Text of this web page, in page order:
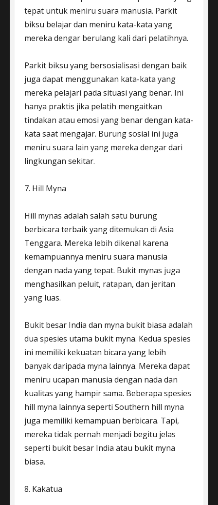
tepat untuk meniru suara manusia. Parkit
biksu belajar dan meniru kata-kata yang
mereka dengar berulang kali dari pelatihnya.
Parkit biksu yang bersosialisasi dengan baik
juga dapat menggunakan kata-kata yang
mereka pelajari pada situasi yang benar. Ini
hanya praktis jika pelatih mengaitkan
tindakan atau emosi yang benar dengan kata-
kata saat mengajar. Burung sosial ini juga
meniru suara lain yang mereka dengar dari
lingkungan sekitar.
7. Hill Myna
Hill mynas adalah salah satu burung
berbicara terbaik yang ditemukan di Asia
Tenggara. Mereka lebih dikenal karena
kemampuannya meniru suara manusia
dengan nada yang tepat. Bukit mynas juga
menghasilkan peluit, ratapan, dan jeritan
yang luas.
Bukit besar India dan myna bukit biasa adalah
dua spesies utama bukit myna. Kedua spesies
ini memiliki kekuatan bicara yang lebih
banyak daripada myna lainnya. Mereka dapat
meniru ucapan manusia dengan nada dan
kualitas yang hampir sama. Beberapa spesies
hill myna lainnya seperti Southern hill myna
juga memiliki kemampuan berbicara. Tapi,
mereka tidak pernah menjadi begitu jelas
seperti bukit besar India atau bukit myna
biasa.
8. Kakatua